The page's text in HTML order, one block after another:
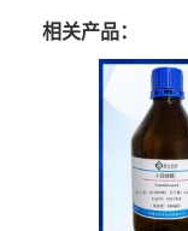
相关产品：